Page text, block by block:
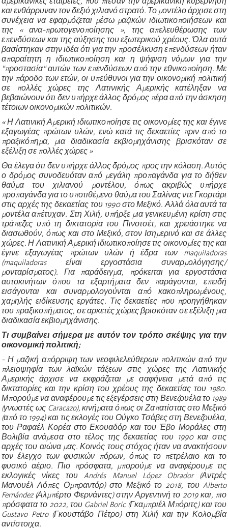
και ενθάρρυναν τον δεξιό χιλιανό στρατό. Το μοντέλο άρχισε στη
συνέχεια να εφαρμόζεται μέσω μαζικών ιδιωτικοποιήσεων και
της « ανα-πρωτογενοποίησης », της απελευθέρωσης των
επενδύσεων και της αύξησης του εξωτερικού χρέους. Όλα αυτά
βασίστηκαν στην ιδέα ότι για την προσέλκυση επενδύσεων ήταν
απαραίτητη η ιδιωτικοποίηση και η ψήφιση νόμων για την
"προστασία" αυτών των επενδύσεων από την εθνικοποίηση. Με
την πάροδο των ετών, οι υπεύθυνοι για την οικονομική πολιτική
σε πολλές χώρες της Λατινικής Αμερικής κατέληξαν να
βεβαιώνουν ότι δεν υπήρχεάλλος δρόμος πέρα από την άσκηση
τέτοιων οικονομικών πολιτικών.
« Η Λατινική Αμερική ιδιωτικοποίησε τις οικονομίες της και έγινε
εξαγωγέας πρώτων υλών, ενώ κατά τις δεκαετίες πριν από το
πραξικόπημα, μια διαδικασία εκβιομηχάνισης βρισκόταν σε
εξέλιξη σε πολλές χώρες »
Θα έλεγα ότι δεν υπήρχε άλλος δρόμος προς την κόλαση. Αυτός
ο δρόμος συνοδευόταν από μεγάλη προπαγάνδα για το δήθεν
θαύμα του χιλιανού μοντέλου, όπως ακριβώς υπήρχε
προπαγάνδα για το υποτιθέμενο θαύμα του Σαλίνας ντε Γκορτάρι
στις αρχές της δεκαετίας του 1990 στο Μεξικό. Αλλά όλα αυτά τα
μοντέλα απέτυχαν. Στη Χιλή, υπήρξε μια γενικευμένη κρίση στις
τράπεζες υπό τη δικτατορία του Πινοτσέτ, και χρειάστηκε να
διασωθούν, όπως και στο Μεξικό, στον Ισημερινό και σε άλλες
χώρες. Η Λατινική Αμερική ιδιωτικοποίησε τις οικονομίες της και
έγινε εξαγωγέας πρώτων υλών ή έδρα των maquiladoras
(maquiladoras είναι εργοστάσια συναρμολόγησης/
μονταρίσματος). Για παράδειγμα, πρόκειται για εργοστάσια
αυτοκινήτων όπου τα εξαρτήματα δεν παράγονται, επειδή
εισάγονται και συναρμολογούνται από κακοπληρωμένους,
χαμηλής ειδίκευσης εργάτες. Τις δεκαετίες που προηγήθηκαν
του πραξικοπήματος, σε αρκετές χώρες βρισκόταν σε εξέλιξη μια
διαδικασία εκβιομηχάνισης.
Τι συμβαίνει σήμερα με αυτόν τον τρόπο σκέψης για την
οικονομική πολιτική;
- Η μαζική απόρριψη των νεοφιλελεύθερων πολιτικών από την
πλειοψηφία των λαϊκών τάξεων στις χώρες της Λατινικής
Αμερικής άρχισε να εκφράζεται με σαφήνεια μετά από τις
δικτατορίες και την κρίση του χρέους της δεκαετίας του 1980.
Μπορούμε να αναφέρουμε τις εξεγέρσεις στη Βενεζουέλα το 1989
(γνωστές ως Caracazo), κινήματα όπως οι Ζαπατίστας στο Μεξικό
(από το 1994) και τις εκλογές του Ούγκο Τσάβες στη Βενεζουέλα,
του Ραφαέλ Κορέα στο Εκουαδόρ και του Έβο Μοράλες στη
Βολιβία ανάμεσα στο τέλος της δεκαετίας του 1990 και στις
αρχές του αιώνα μας. Κοινός τους στόχος ήταν να ανακτήσουν
τον έλεγχο των φυσικών πόρων, όπως το πετρέλαιο και το
φυσικό αέριο. Πιο πρόσφατα, μπορούμε να αναφέρουμε τις
εκλογικές νίκες του Andrés Manuel López Obrador (Αντρές
Μανουέλ Λόπες Ομπραντόρ) στο Μεξικό το 2018, του Alberto
Fernández (Αλμπέρτο Φερνάντες) στην Αργεντινή το 2019 και, πιο
πρόσφατα το 2022, του Gabriel Boric (Γκαμπριέλ Μπόριτς) και του
Gustavo Petro (Γκουστάβο Πέτρο) στη Χιλή και την Κολομβία
αντίστοιχα.